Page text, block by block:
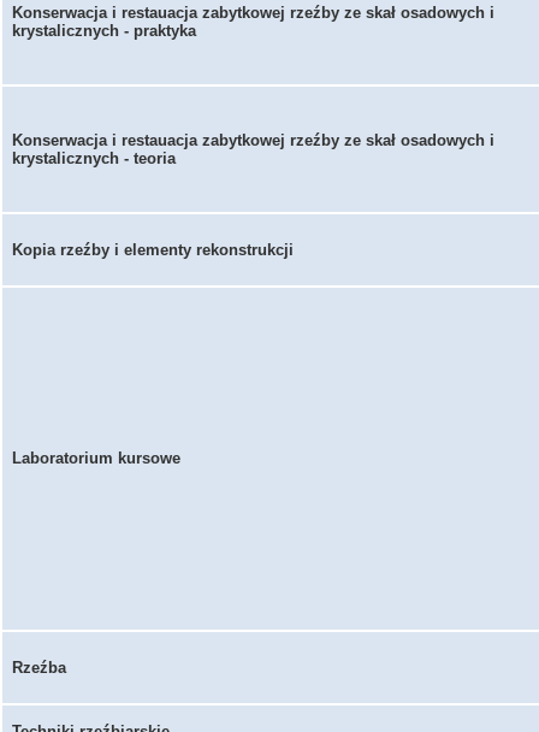
Konserwacja i restauacja zabytkowej rzeźby ze skał osadowych i
krystalicznych - praktyka
Konserwacja i restauacja zabytkowej rzeźby ze skał osadowych i
krystalicznych - teoria
Kopia rzeźby i elementy rekonstrukcji
Laboratorium kursowe
Rzeźba